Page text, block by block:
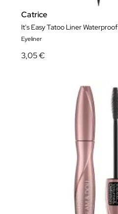
Catrice
It's Easy Tatoo Liner Waterproof
Eyeliner
3,05 €